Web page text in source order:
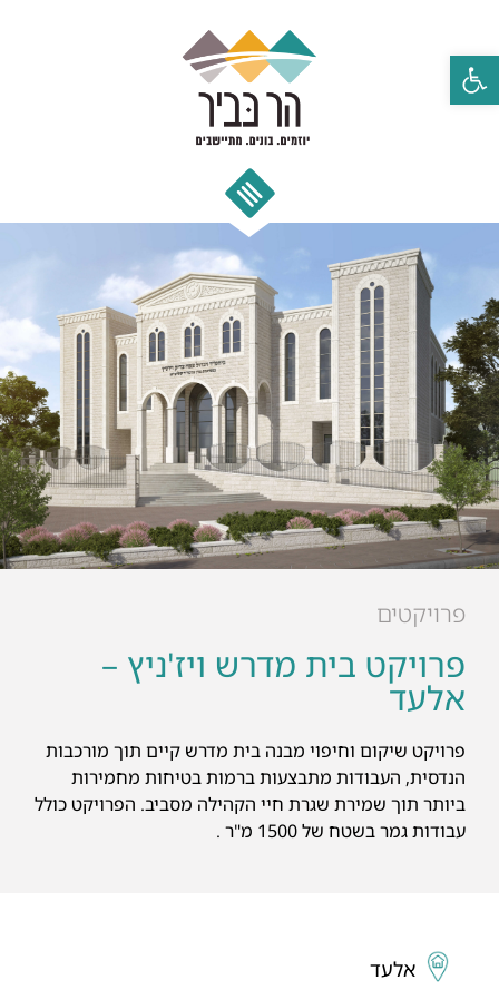
פתח סרגל נגישות
פרויקטים
פרויקט בית מדרש ויז'ניץ –
אלעד
פרויקט שיקום וחיפוי מבנה בית מדרש קיים תוך מורכבות
הנדסית, העבודות מתבצעות ברמות בטיחות מחמירות
ביותר תוך שמירת שגרת חיי הקהילה מסביב. הפרויקט כולל
עבודות גמר בשטח של 1500 מ"ר .
אלעד